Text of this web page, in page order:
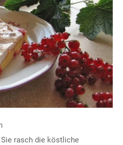
rasch die köstliche